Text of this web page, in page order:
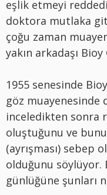
eşlik etmeyi
doktora mutlaka
çoğu zaman
yakın arkadaşı
1955 senesinde
göz muayenesinde
inceledikten sonra
oluştuğunu ve
(ayrışması) sebep
olduğunu söylüyor.
günlüğüne şunları